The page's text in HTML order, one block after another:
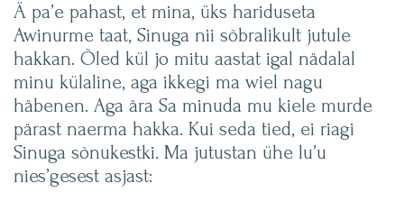
Ä pa’e pahast, et mina, üks hariduseta
Awinurme taat, Sinuga nii sõbralikult jutule
hakkan. Õled kül jo mitu aastat igal nädalal
minu külaline, aga ikkegi ma wiel nagu
häbenen. Aga ära Sa minuda mu kiele murde
pärast naerma hakka. Kui seda tied, ei riagi
Sinuga sõnukestki. Ma jutustan ühe lu’u
nies’gesest asjast: